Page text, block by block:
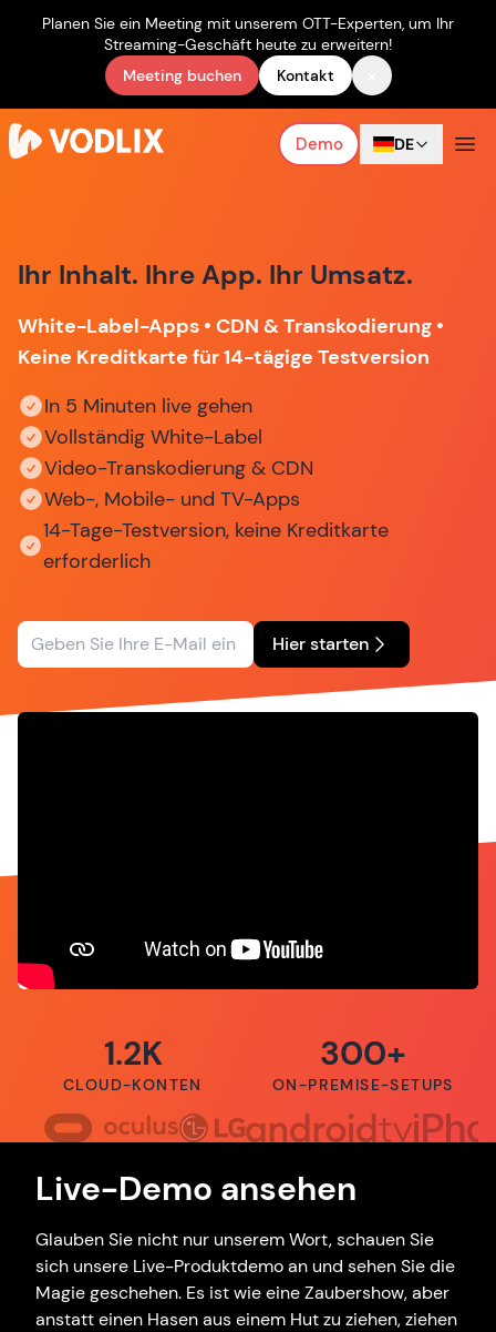
Planen Sie ein Meeting mit unserem OTT-Experten, um Ihr
Streaming-Geschäft heute zu erweitern!
Meeting buchen
Kontakt
Demo DE
Ihr Inhalt. Ihre App. Ihr Umsatz.
White-Label-Apps • CDN & Transkodierung •
Keine Kreditkarte für 14-tägige Testversion
In 5 Minuten live gehen
Vollständig White-Label
Video-Transkodierung & CDN
Web-, Mobile- und TV-Apps
14-Tage-Testversion, keine Kreditkarte
erforderlich
Hier starten
1.2K
CLOUD-KONTEN
300+
ON-PREMISE-SETUPS
Live-Demo ansehen
Glauben Sie nicht nur unserem Wort, schauen Sie
sich unsere Live-Produktdemo an und sehen Sie die
Magie geschehen. Es ist wie eine Zaubershow, aber
anstatt einen Hasen aus einem Hut zu ziehen, ziehen